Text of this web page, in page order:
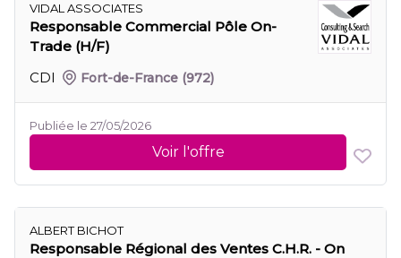
VIDAL ASSOCIATES
Responsable Commercial Pôle On-
Trade (H/F)
CDI
Fort-de-France (972)
Publiée le 27/05/2026
Voir l'offre
ALBERT BICHOT
Responsable Régional des Ventes C.H.R. - On